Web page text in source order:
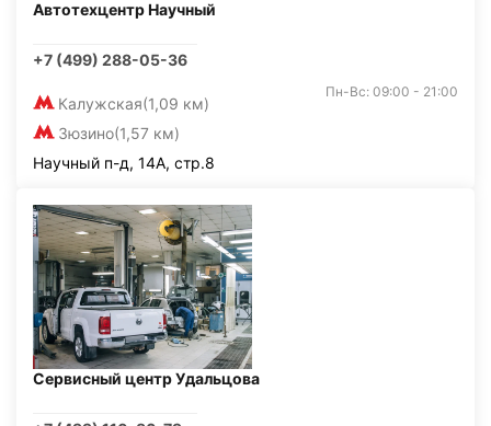
Автотехцентр Научный
+7 (499) 288-05-36
Калужская(1,09 км)
Зюзино(1,57 км)
Пн-Вс: 09:00 - 21:00
Научный п-д, 14А, стр.8
Сервисный центр Удальцова